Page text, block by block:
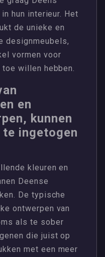
hun interieur. Het
de unieke en
designmeubels,
vormen voor
willen hebben.
en
kunnen
te ingetogen
kleuren en
Deense
De typische
ontwerpen van
als te sober
die juist op
met een meer